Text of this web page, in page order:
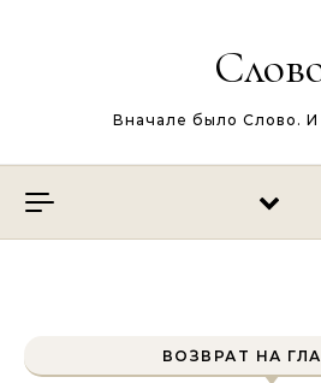
Вначале было Слово.
ВОЗВРАТ НА